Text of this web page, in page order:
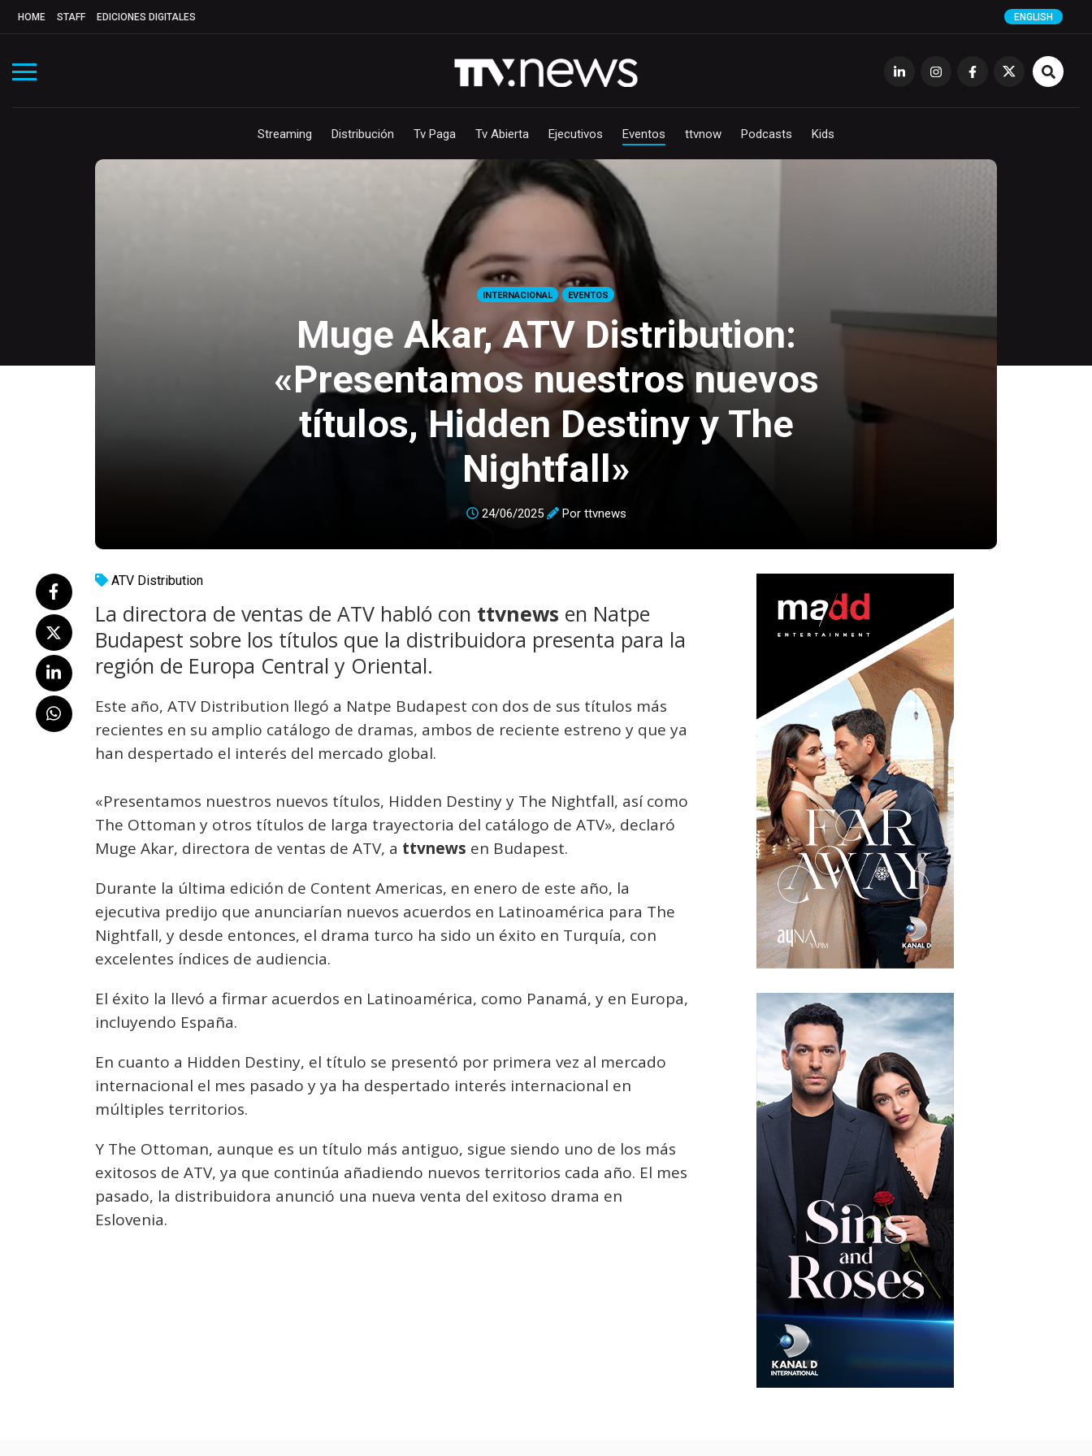
HOME STAFF EDICIONES DIGITALES ENGLISH
Streaming Distribución Tv Paga Tv Abierta Ejecutivos Eventos ttvnow Podcasts Kids
INTERNACIONAL EVENTOS
Muge Akar, ATV Distribution:
«Presentamos nuestros nuevos
títulos, Hidden Destiny y The
Nightfall»
24/06/2025 Por ttvnews
ATV Distribution
La directora de ventas de ATV habló con ttvnews en Natpe
Budapest sobre los títulos que la distribuidora presenta para la
región de Europa Central y Oriental.
Este año, ATV Distribution llegó a Natpe Budapest con dos de sus títulos más
recientes en su amplio catálogo de dramas, ambos de reciente estreno y que ya
han despertado el interés del mercado global.
«Presentamos nuestros nuevos títulos, Hidden Destiny y The Nightfall, así como
The Ottoman y otros títulos de larga trayectoria del catálogo de ATV», declaró
Muge Akar, directora de ventas de ATV, a ttvnews en Budapest.
Durante la última edición de Content Americas, en enero de este año, la
ejecutiva predijo que anunciarían nuevos acuerdos en Latinoamérica para The
Nightfall, y desde entonces, el drama turco ha sido un éxito en Turquía, con
excelentes índices de audiencia.
El éxito la llevó a firmar acuerdos en Latinoamérica, como Panamá, y en Europa,
incluyendo España.
En cuanto a Hidden Destiny, el título se presentó por primera vez al mercado
internacional el mes pasado y ya ha despertado interés internacional en
múltiples territorios.
Y The Ottoman, aunque es un título más antiguo, sigue siendo uno de los más
exitosos de ATV, ya que continúa añadiendo nuevos territorios cada año. El mes
pasado, la distribuidora anunció una nueva venta del exitoso drama en
Eslovenia.